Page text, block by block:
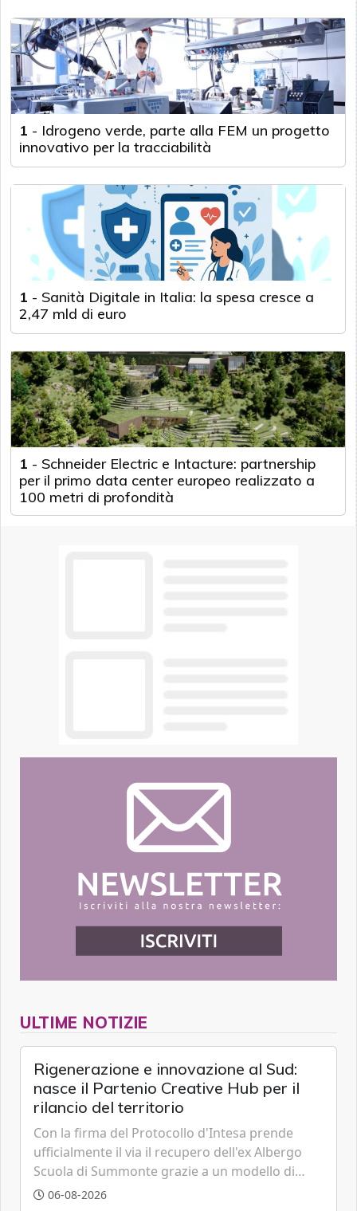
1 - Idrogeno verde, parte alla FEM un progetto
innovativo per la tracciabilità
1 - Sanità Digitale in Italia: la spesa cresce a
2,47 mld di euro
1 - Schneider Electric e Intacture: partnership
per il primo data center europeo realizzato a
100 metri di profondità
ULTIME NOTIZIE
Rigenerazione e innovazione al Sud:
nasce il Partenio Creative Hub per il
rilancio del territorio
Con la firma del Protocollo d'Intesa prende
ufficialmente il via il recupero dell'ex Albergo
Scuola di Summonte grazie a un modello di
partenariato pubblico-privato e a una rete di
06-08-2026